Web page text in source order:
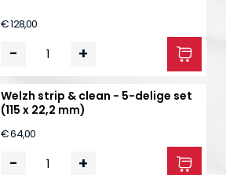
€ 128,00
- +
Welzh strip & clean - 5-delige set
(115 x 22,2 mm)
€ 64,00
- +